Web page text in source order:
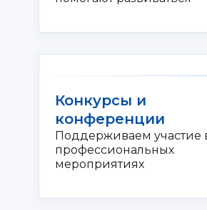
Конкурсы и
конференции
Поддерживаем участие
профессиональных
мероприятиях